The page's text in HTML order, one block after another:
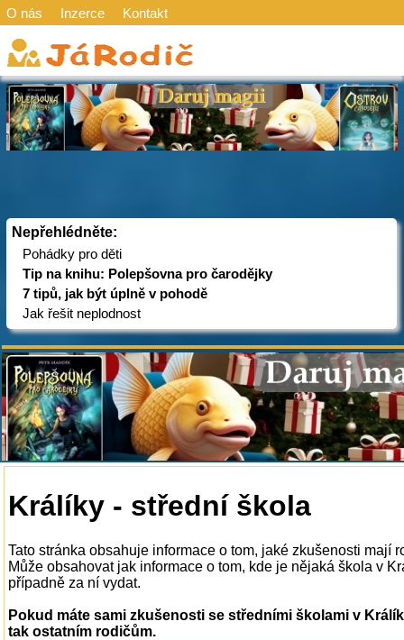
O nás Inzerce Kontakt
Nepřehlédněte:
Pohádky pro děti
Tip na knihu: Polepšovna pro čarodějky
7 tipů, jak být úplně v pohodě
Jak řešit neplodnost
Králíky - střední škola
Tato stránka obsahuje informace o tom, jaké zkušenosti mají
Může obsahovat jak informace o tom, kde je nějaká škola v
případně za ní vydat.
Pokud máte sami zkušenosti se středními školami v
tak ostatním rodičům.